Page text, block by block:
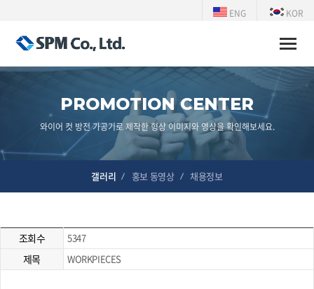
ENG KOR
Toggle
PROMOTION CENTER
와이어 컷 방전 가공기로 제작한 형상 이미지와 영상을 확인해보세요.
갤러리 홍보 동영상 채용정보
조회수 5347
제목 WORKPIECES